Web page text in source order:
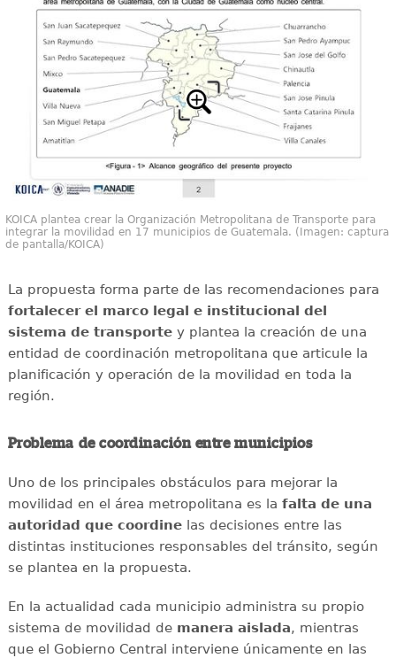
KOICA plantea crear la Organización Metropolitana de Transporte para
integrar la movilidad en 17 municipios de Guatemala. (Imagen: captura
de pantalla/KOICA)
La propuesta forma parte de las recomendaciones para
fortalecer el marco legal e institucional del
sistema de transportey plantea la creación de una
entidad de coordinación metropolitana que articule la
planificación y operación de la movilidad en toda la
región.
Problema de coordinación entre municipios
Uno de los principales obstáculos para mejorar la
movilidad en el área metropolitana es la falta de una
autoridad que coordinelas decisiones entre las
distintas instituciones responsables del tránsito, según
se plantea en la propuesta.
En la actualidad cada municipio administra su propio
sistema de movilidad demanera aislada, mientras
que el Gobierno Central interviene únicamente en las